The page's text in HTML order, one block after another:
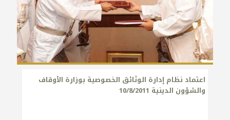
اعتماد نظام إدارة الوثائق الخصوصية بوزارة الأوقاف
والشؤون الدينية 10/8/2011